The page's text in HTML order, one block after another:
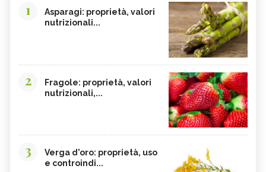
1
Asparagi: proprietà, valori
nutrizionali...
2
Fragole: proprietà, valori
nutrizionali,...
3
Verga d'oro: proprietà, uso
e controindi...